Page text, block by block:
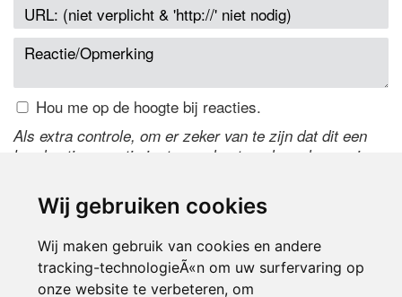
Wij gebruiken cookies
Wij maken gebruik van cookies en andere
tracking-technologieÃ«n om uw surfervaring op
onze website te verbeteren, om
Hou me op de hoogte bij reacties.
Als extra controle, om er zeker van te zijn dat dit een
handmatige reactie is, typ onderstaande code over in
de code te wijzigen.